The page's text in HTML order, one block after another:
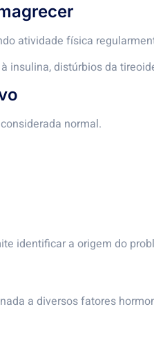
atividade física
insulina, distúrbios da
normal.
identificar a origem do
a diversos fatores